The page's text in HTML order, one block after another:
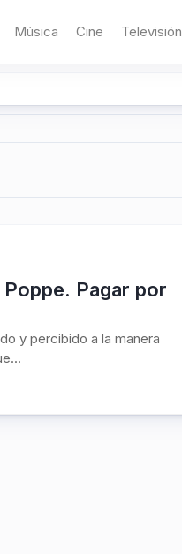
Música Cine Televisión
Poppe. Pagar por
y percibido a la manera